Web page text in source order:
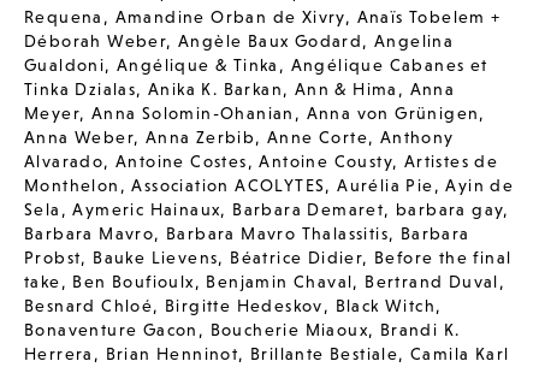
Requena , Amandine Orban de Xivry, Anaïs Tobelem +
Déborah Weber,Angèle Baux Godard,Angelina
Gualdoni,Angélique & Tinka , Angélique Cabanes et
Tinka Dzialas,Anika K. Barkan, Ann & Hima , Anna
Meyer, Anna Solomin-Ohanian , Anna von Grünigen,
Anna Weber, Anna Zerbib,Anne Corte, Anthony
Alvarado,Antoine Costes,Antoine Cousty, Artistes de
Monthelon ,Association ACOLYTES,Aurélia Pie,Ayin de
Sela ,Aymeric Hainaux, Barbara Demaret, barbara gay,
Barbara Mavro, Barbara Mavro Thalassitis, Barbara
Probst, Bauke Lievens, Béatrice Didier, Before the final
take, Ben Boufioulx, Benjamin Chaval, Bertrand Duval,
Besnard Chloé, Birgitte Hedeskov, Black Witch,
Bonaventure Gacon , Boucherie Miaoux, Brandi K.
Herrera , Brian Henninot, Brillante Bestiale,Camila Karl